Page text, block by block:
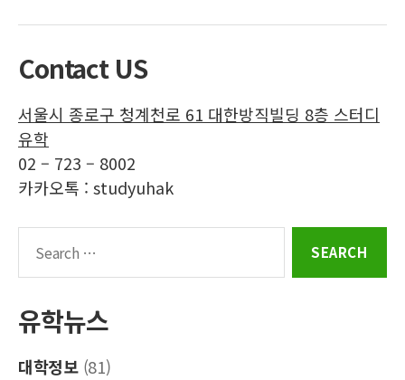
인
램
페
공
그
트
Contact US
서울시 종로구 청계천로 61 대한방직빌딩 8층 스터디
유학
02 – 723 – 8002
카카오톡 : studyuhak
유학뉴스
대학정보(81)